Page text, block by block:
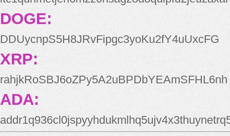
DOGE:
DDUycnpS5H8JRvFipgc3yoKu2fY4uUxcFG
XRP:
rahjkRoSBJ6oZPy5A2uBPDbYEAmSFHL6nh
ADA: